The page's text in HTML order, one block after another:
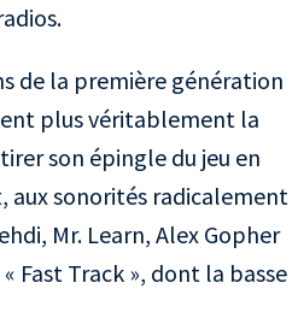
de la première génération
plus véritablement la
son épingle du jeu en
aux sonorités radicalement
Mr. Learn, Alex Gopher
Fast Track », dont la basse